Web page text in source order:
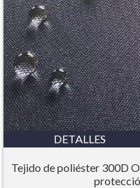
DETALLES
Tejido de poliéster 300D